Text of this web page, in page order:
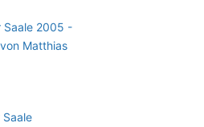
Saale 2005 -
Matthias